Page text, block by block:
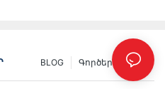
INFO
Գործեր
BLOG